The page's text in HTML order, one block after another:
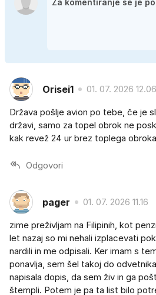
Orisei1 01. 07. 2026 12.06
Država pošlje avion po tebe, če je
državi, samo za topel obrok ne
kak revež 24 ur brez toplega
Odgovori
pager 01. 07. 2026 11.16
zime preživljam na Filipinih, kot
let nazaj so mi nehali izplacevati
nardili in me odpisali. Ker imam s
ponavlja, sem šel takoj do
napisala dopis, da sem živ in ga
štempli. Potem je pa ta list bilo